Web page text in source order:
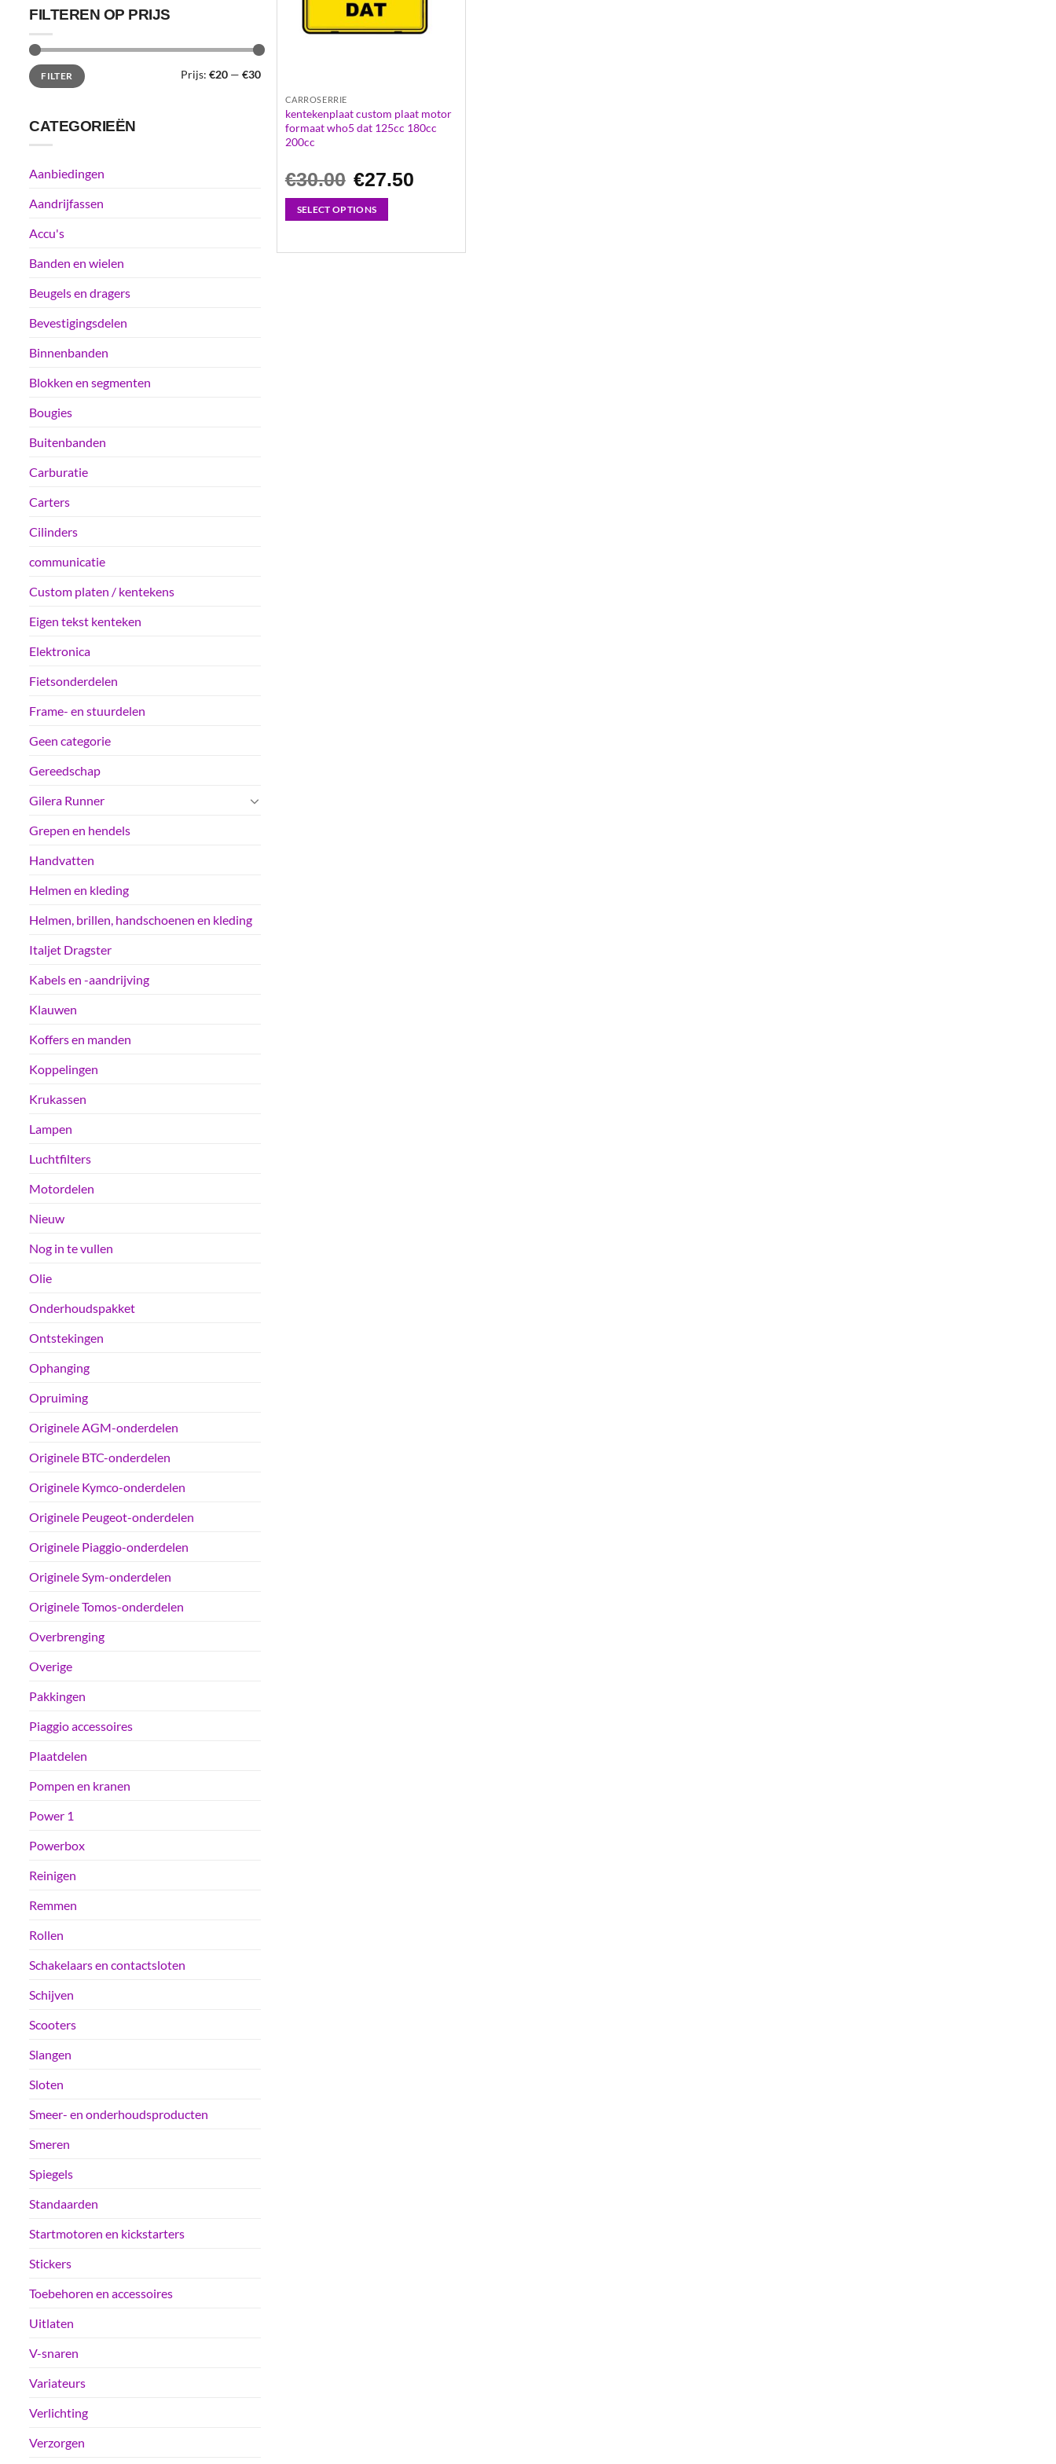
FILTEREN OP PRIJS
Min.
prijs
Max.
prijsFILTER Prijs: €20 — €30
CATEGORIEËN
Aanbiedingen
Aandrijfassen
Accu's
Banden en wielen
Beugels en dragers
Bevestigingsdelen
Binnenbanden
Blokken en segmenten
Bougies
Buitenbanden
Carburatie
Carters
Cilinders
communicatie
Custom platen / kentekens
Eigen tekst kenteken
Elektronica
Fietsonderdelen
Frame- en stuurdelen
Geen categorie
Gereedschap
Gilera Runner
Grepen en hendels
Handvatten
Helmen en kleding
Helmen, brillen, handschoenen en kleding
Italjet Dragster
Kabels en -aandrijving
Klauwen
Koffers en manden
Koppelingen
Krukassen
Lampen
Luchtfilters
Motordelen
Nieuw
Nog in te vullen
Olie
Onderhoudspakket
Ontstekingen
Ophanging
Opruiming
Originele AGM-onderdelen
Originele BTC-onderdelen
Originele Kymco-onderdelen
Originele Peugeot-onderdelen
Originele Piaggio-onderdelen
Originele Sym-onderdelen
Originele Tomos-onderdelen
Overbrenging
Overige
Pakkingen
Piaggio accessoires
Plaatdelen
Pompen en kranen
Power 1
Powerbox
Reinigen
Remmen
Rollen
Schakelaars en contactsloten
Schijven
Scooters
Slangen
Sloten
Smeer- en onderhoudsproducten
Smeren
Spiegels
Standaarden
Startmotoren en kickstarters
Stickers
Toebehoren en accessoires
Uitlaten
V-snaren
Variateurs
Verlichting
Verzorgen
CARROSERRIE
kentekenplaat custom plaat motor
formaat who5 dat 125cc 180cc
200cc
€30.00
Oorspronkelijke
prijs
was:
€30.00.
€27.50
SELECT OPTIONS